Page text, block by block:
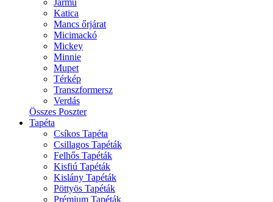
Jármű
Katica
Mancs őrjárat
Micimackó
Mickey
Minnie
Mupet
Térkép
Transzformersz
Verdás
Összes Poszter
Tapéta
Csíkos Tapéta
Csillagos Tapéták
Felhős Tapéták
Kisfiú Tapéták
Kislány Tapéták
Pöttyös Tapéták
Prémium Tapéták